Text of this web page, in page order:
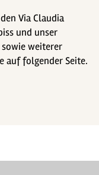
Via Claudia
und unser
sowie weiterer
auf folgender Seite.